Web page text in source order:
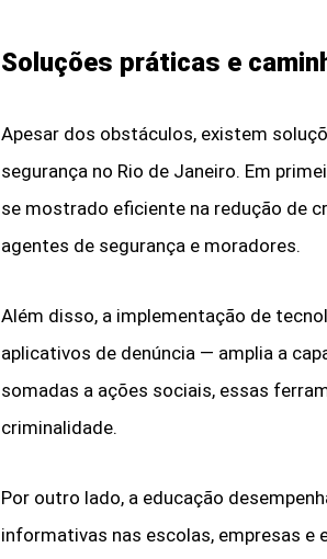
Soluções práticas e
Apesar dos obstáculos, existem
segurança no Rio de Janeiro. Em
se mostrado eficiente na redução de
agentes de segurança e moradores.
Além disso, a implementação de
aplicativos de denúncia — amplia a
somadas a ações sociais, essas
criminalidade.
Por outro lado, a educação
informativas nas escolas, empresas